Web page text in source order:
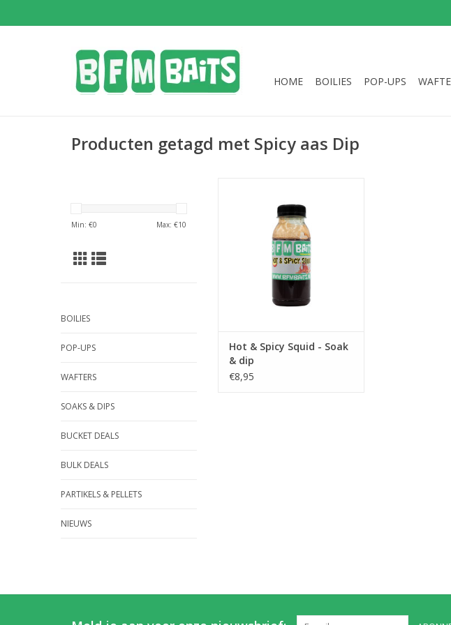
HOME BOILIES POP-UPS
Producten getagd met Spicy aas Dip
Min: €0 Max: €10
BOILIES
POP-UPS
WAFTERS
SOAKS & DIPS
BUCKET DEALS
BULK DEALS
PARTIKELS & PELLETS
NIEUWS
attractie onder water.
TOEVOEGEN AAN WINKELWAGEN
Hot & Spicy Squid - Soak
& dip
€8,95